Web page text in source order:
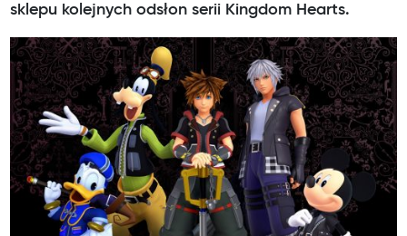
sklepu kolejnych odsłon serii Kingdom Hearts.